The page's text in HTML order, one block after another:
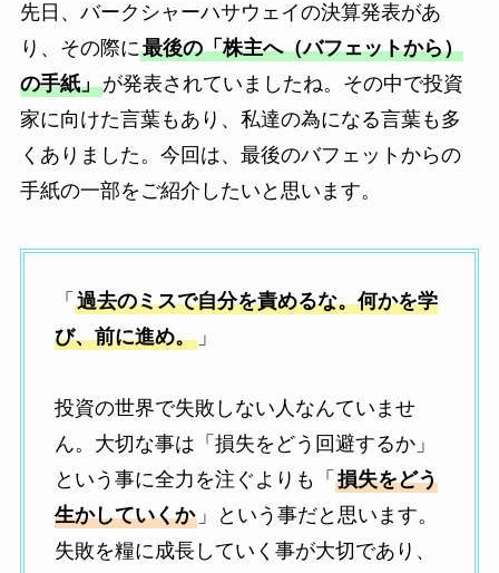
先日、バークシャーハサウェイの決算発表があ
り、その際に最後の「株主へ（バフェットから）
の手紙」が発表されていましたね。その中で投資
家に向けた言葉もあり、私達の為になる言葉も多
くありました。今回は、最後のバフェットからの
手紙の一部をご紹介したいと思います。
「 過去のミスで自分を責めるな。何かを学
び、前に進め。」
投資の世界で失敗しない人なんていませ
ん。大切な事は「損失をどう回避するか」
という事に全力を注ぐよりも「 損失をどう
生かしていくか」という事だと思います。
失敗を糧に成長していく事が大切であり、